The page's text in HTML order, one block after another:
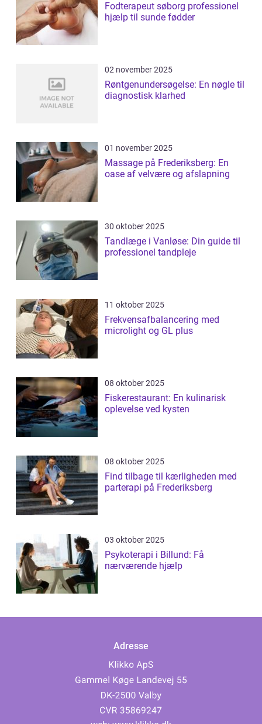
Fodterapeut søborg professionel
hjælp til sunde fødder
02 november 2025
Røntgenundersøgelse: En nøgle til
diagnostisk klarhed
01 november 2025
Massage på Frederiksberg: En
oase af velvære og afslapning
30 oktober 2025
Tandlæge i Vanløse: Din guide til
professionel tandpleje
11 oktober 2025
Frekvensafbalancering med
microlight og GL plus
08 oktober 2025
Fiskerestaurant: En kulinarisk
oplevelse ved kysten
08 oktober 2025
Find tilbage til kærligheden med
parterapi på Frederiksberg
03 oktober 2025
Psykoterapi i Billund: Få
nærværende hjælp
Adresse